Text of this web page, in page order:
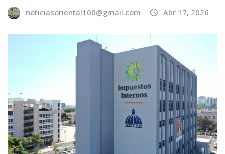
noticiasoriental100@gmail.com Abr 17, 2026